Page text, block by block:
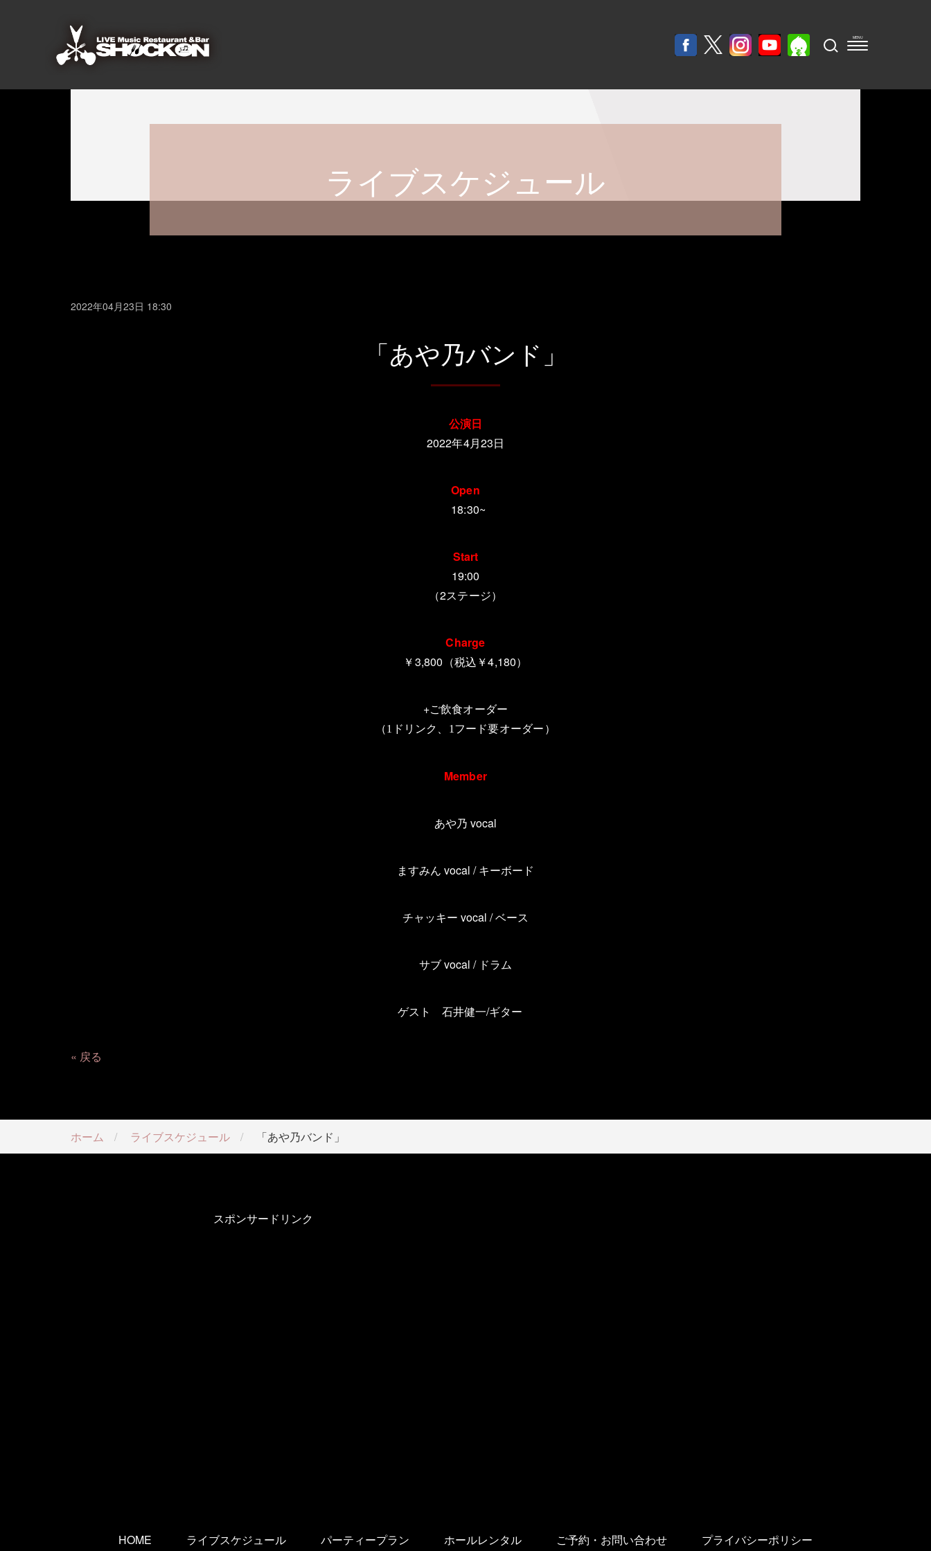
ライブスケジュール
2022年04月23日 18:30
「あや乃バンド」
公演日
2022年4月23日
Open
18:30~
Start
19:00
（2ステージ）
Charge
￥3,800（税込￥4,180）
+ご飲食オーダー
（1 ドリンク、 1 フード要オーダー）
Member
あや乃 vocal
ますみん vocal /キーボード
チャッキー vocal /ベース
サブvocal / ドラム
ゲスト 石井健一/ギター
戻る
ホーム ライブスケジュール 「あや乃バンド」
スポンサードリンク
HOME ライブスケジュール パーティープラン ホールレンタル ご予約・お問い合わせ プライバシーポリシー